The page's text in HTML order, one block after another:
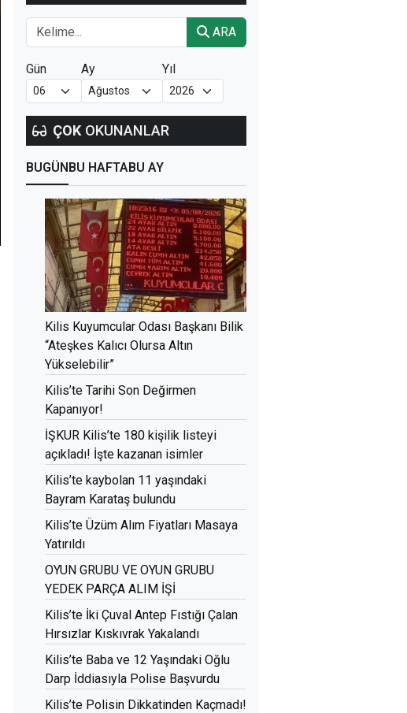
ARA
Gün Ay Yıl
ÇOK OKUNANLAR
BUGÜNBU HAFTABU AY
Kilis Kuyumcular Odası Başkanı Bilik
“Ateşkes Kalıcı Olursa Altın
Yükselebilir”
Kilis’te Tarihi Son Değirmen
Kapanıyor!
İŞKUR Kilis’te 180 kişilik listeyi
açıkladı! İşte kazanan isimler
Kilis’te kaybolan 11 yaşındaki
Bayram Karataş bulundu
Kilis’te Üzüm Alım Fiyatları Masaya
Yatırıldı
OYUN GRUBU VE OYUN GRUBU
YEDEK PARÇA ALIM İŞİ
Kilis’te İki Çuval Antep Fıstığı Çalan
Hırsızlar Kıskıvrak Yakalandı
Kilis’te Baba ve 12 Yaşındaki Oğlu
Darp İddiasıyla Polise Başvurdu
Kilis’te Polisin Dikkatinden Kaçmadı!